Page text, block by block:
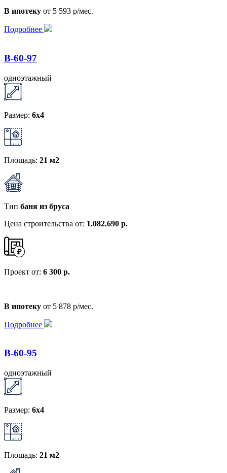
В ипотеку от 5 593 р/мес.
Подробнее
B-60-97
одноэтажный
Размер: 6x4
Площадь: 21 м2
Тип баня из бруса
Цена строительства от: 1.082.690 р.
Проект от: 6 300 р.
В ипотеку от 5 878 р/мес.
Подробнее
B-60-95
одноэтажный
Размер: 6x4
Площадь: 21 м2